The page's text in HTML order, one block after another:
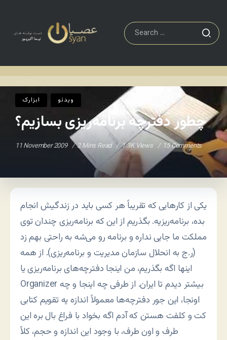
ابزارک ویدئو
چطور دفترچه برنامه‌ریزی بسازیم؟
11 November 2009 2 Mins Read 1.3K Views 15 Comments
یکی از کارهایی که تقریباً هر کسی باید در زندگیش انجام
بده، برنامه‌ریزیه. بگذریم از این که برنامه‌ریزی چندان توی
مملکت ما جایی نداره و برنامه رو می‌شه به راحتی بهم زد
(ر.ج به انحلال سازمان مدیریت و برنامه‌ریزی). از همه
اینها اگه بگذریم، من اینجا دفترچه‌های برنامه‌ریزی یا
Organizer بیشتر دیدم تا ایران. از طرفی چه اینجا و چه
اونجا، این جور دفترچه‌ها معمولاً اندازه یه تقویم کتابی
کت و کلفت هستن که آدم اگه بخواد با فراغ بال بره این
طرف و اون طرف، با وجود این اندازه و حجم، کلاً